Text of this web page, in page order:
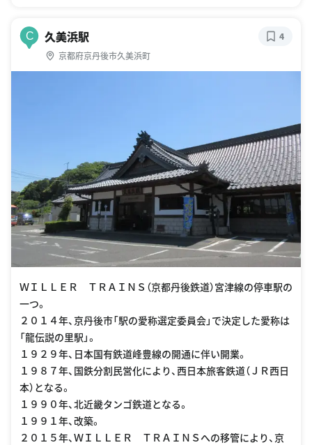
C 久美浜駅
京都府京丹後市久美浜町
4
ＷＩＬＬＥＲ ＴＲＡＩＮＳ（京都丹後鉄道）宮津線の停車駅の
一つ。
２０１４年、京丹後市「駅の愛称選定委員会」で決定した愛称は
「龍伝説の里駅」。
１９２９年、日本国有鉄道峰豊線の開通に伴い開業。
１９８７年、国鉄分割民営化により、西日本旅客鉄道（ＪＲ西日
本）となる。
１９９０年、北近畿タンゴ鉄道となる。
１９９１年、改築。
２０１５年、ＷＩＬＬＥＲ ＴＲＡＩＮＳへの移管により、京